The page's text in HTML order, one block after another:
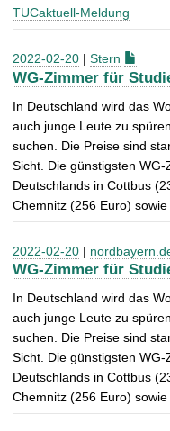
TUCaktuell-Meldung
2022-02-20 | Stern
WG-Zimmer für
In Deutschland wird das
auch junge Leute zu
suchen. Die Preise sind
Sicht. Die günstigsten
Deutschlands in Cottbus
Chemnitz (256 Euro) sowie
2022-02-20 |
WG-Zimmer für
In Deutschland wird das
auch junge Leute zu
suchen. Die Preise sind
Sicht. Die günstigsten
Deutschlands in Cottbus
Chemnitz (256 Euro)